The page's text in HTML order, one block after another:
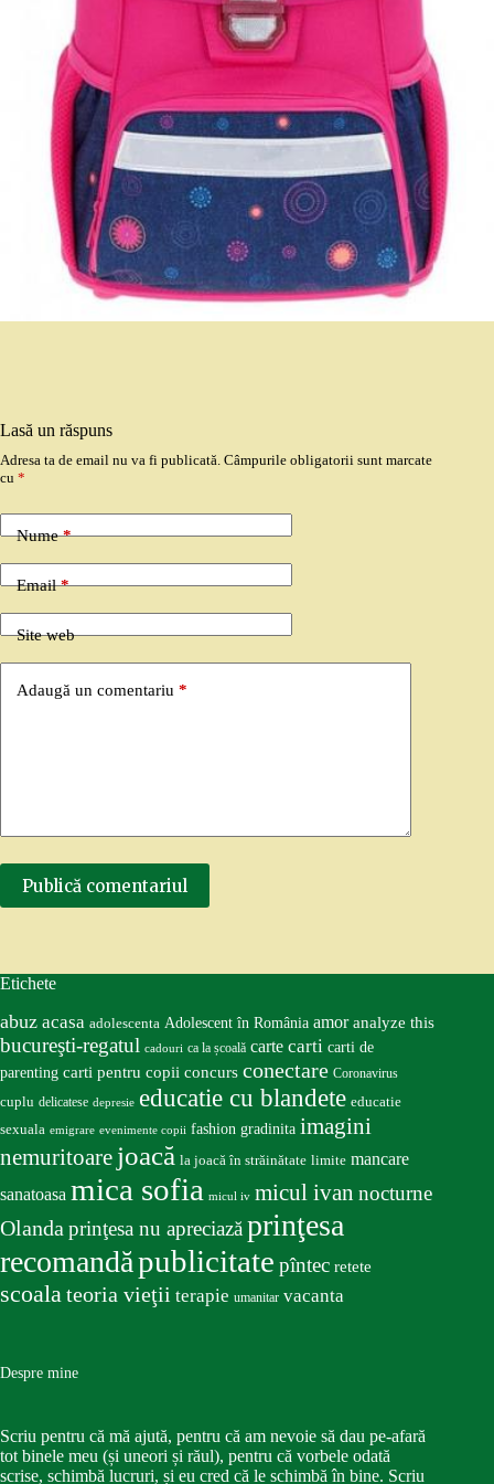
Lasă un răspuns
Adresa ta de email nu va fi publicată. Câmpurile obligatorii sunt marcate
cu *
Nume*
Email*
Site web
Adaugă un comentariu *
Publică comentariul
Etichete
abuz acasa adolescenta Adolescent în România amor analyze this
bucureşti-regatul cadouri ca la școală carte carti carti de
parenting carti pentru copii concurs conectare Coronavirus
cuplu delicatese depresie educatie cu blandete educatie
sexuala emigrare evenimente copii fashion gradinita imagini
nemuritoare joacă la joacă în străinătate limite mancare
sanatoasa mica sofia micul iv micul ivan nocturne
Olandaprinţesa nu apreciazăprinţesa
recomandăpublicitate pîntec retete
scoalateoria vieţii terapie umanitar vacanta
Despre mine
Scriu pentru că mă ajută, pentru că am nevoie să dau pe-afară
tot binele meu (și uneori și răul), pentru că vorbele odată
scrise, schimbă lucruri, și eu cred că le schimbă în bine. Scriu